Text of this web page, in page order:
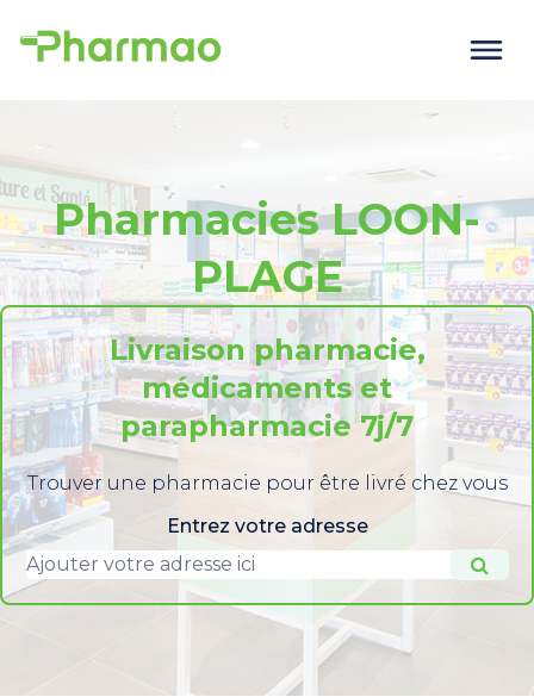
Pharmacies LOON-
PLAGE
Livraison pharmacie,
médicaments et
parapharmacie 7j/7
Trouver une pharmacie pour être livré chez vous
Entrez votre adresse